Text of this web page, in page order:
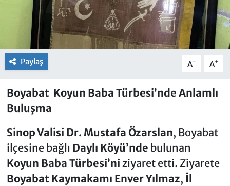
Paylaş A- A+
Boyabat Koyun Baba Türbesi’nde Anlamlı
Buluşma
Sinop Valisi Dr. Mustafa Özarslan, Boyabat
ilçesine bağlı Daylı Köyü’nde bulunan
Koyun Baba Türbesi’ni ziyaret etti. Ziyarete
Boyabat Kaymakamı Enver Yılmaz, İl